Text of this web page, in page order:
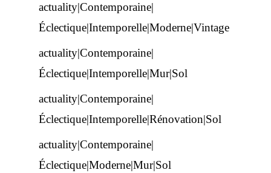
actuality|Contemporaine|
Éclectique|Intemporelle|Moderne|Vintage
actuality|Contemporaine|
Éclectique|Intemporelle|Mur|Sol
actuality|Contemporaine|
Éclectique|Intemporelle|Rénovation|Sol
actuality|Contemporaine|
Éclectique|Moderne|Mur|Sol